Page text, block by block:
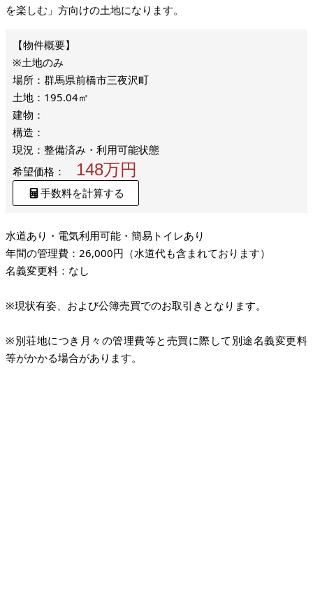
を楽しむ」方向けの土地になります。
※土地のみ
場所：群馬県前橋市三夜沢町
土地：195.04㎡
建物：
構造：
現況：整備済み・利用可能状態
希望価格：
148万円
手数料を計算する
水道あり・電気利用可能・簡易トイレあり
年間の管理費：26,000円（水道代も含まれております）
名義変更料：なし
※現状有姿、および公簿売買でのお取引きとなります。
※別荘地につき月々の管理費等と売買に際して別途名義変更料
等がかかる場合があります。